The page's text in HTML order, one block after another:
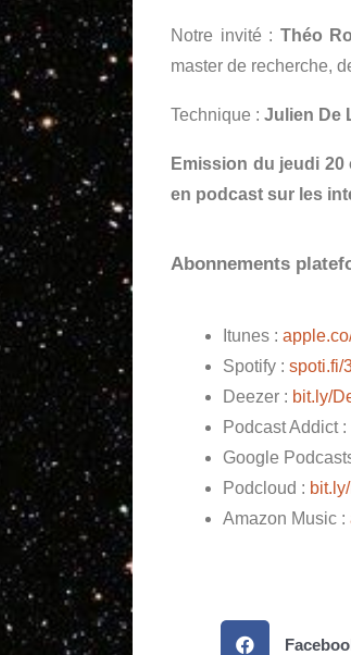
Notre invité : Théo
master de recherche,
Technique : Julien De
Emission du jeudi 20
en podcast sur les
Abonnements
Itunes :
Spotify : spoti.fi/
Deezer : bit.ly/
Podcast Addict :
Google
Podcloud :
Amazon Music :